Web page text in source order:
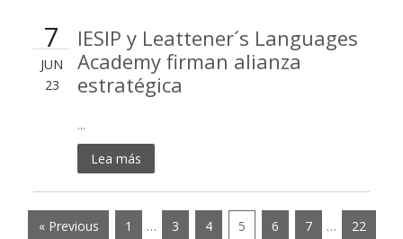
7
JUN
23
IESIP y Leattener´s Languages
Academy firman alianza
estratégica
...
Lea más
« Previous 1 … 3 4 5 6 7 … 22